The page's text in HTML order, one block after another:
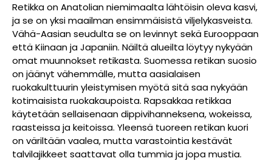
Retikka on Anatolian niemimaalta lähtöisin oleva kasvi,
ja se on yksi maailman ensimmäisistä viljelykasveista.
Vähä-Aasian seudulta se on levinnyt sekä Eurooppaan
että Kiinaan ja Japaniin. Näiltä alueilta löytyy nykyään
omat muunnokset retikasta. Suomessa retikan suosio
on jäänyt vähemmälle, mutta aasialaisen
ruokakulttuurin yleistymisen myötä sitä saa nykyään
kotimaisista ruokakaupoista. Rapsakkaa retikkaa
käytetään sellaisenaan dippivihanneksena, wokeissa,
raasteissa ja keitoissa. Yleensä tuoreen retikan kuori
on väriltään vaalea, mutta varastointia kestävät
talvilajikkeet saattavat olla tummia ja jopa mustia.